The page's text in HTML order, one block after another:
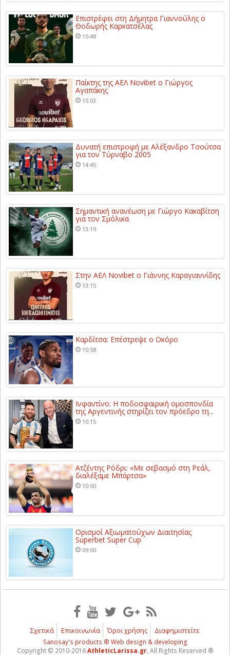
Επιστρέφει στη Δήμητρα Γιαννούλης ο
Θοδωρής Καρκατσέλας
15:48
Παίκτης της ΑΕΛ Novibet ο Γιώργος
Αγαπάκης
15:03
Δυνατή επιστροφή με Αλέξανδρο Τσούτσα
για τον Τύρναβο 2005
14:45
Σημαντική ανανέωση με Γιώργο Κακαβίτση
για τον Σμόλικα
13:19
Στην ΑΕΛ Novibet ο Γιάννης Καραγιαννίδης
13:15
Καρδίτσα: Επέστρεψε ο Οκόρο
10:58
Ινφαντίνο: Η ποδοσφαιρική ομοσπονδία
της Αργεντινής στηρίζει τον πρόεδρο τη...
10:15
Ατζέντης Ρόδρι: «Με σεβασμό στη Ρεάλ,
διαλέξαμε Μπάρτσα»
10:00
Ορισμοί Αξιωματούχων Διαιτησίας
Superbet Super Cup
09:00
Σχετικά Επικοινωνία Όροι χρήσης Διαφημιστείτε
Sanosay's products ® Web design & developing
Copyright © 2010-2016AthleticLarissa.gr, All Rights Reserved ®